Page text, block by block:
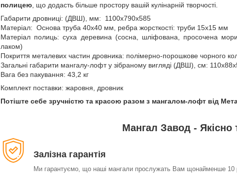
полицею , що додасть більше простору вашій кулінарній творчості.
Габарити дровниці: (ДВШ), мм: 1100х790х585
Матеріал: Основа труба 40х40 мм, ребра жорсткості: труби 15х15 мм
Матеріал полиць: суха деревина (сосна, шліфована, просочена
лаком)
Покриття металевих частин дровника: полімерно-порошкове чорного
Загальні габарити мангалу-лофт у зібраному вигляді (ДВШ), см:
Вага без пакування: 43,2 кг
Комплект поставки: жаровня, дровник
Потіште себе зручністю та красою разом з мангалом-лофт від
Мангал Завод - Якісно
Залізна гарантія
Ми гарантуємо, що наші мангали прослужать Вам щонайменше 10